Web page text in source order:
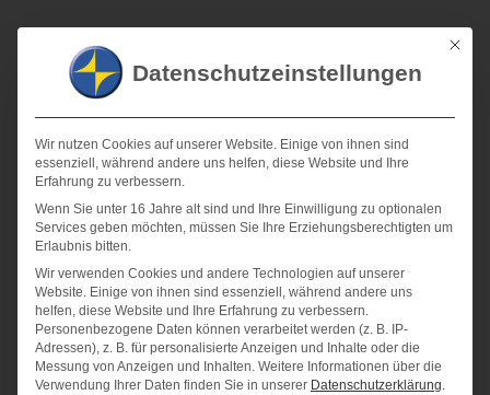
die
Forschungsflughafen Braunschweig GmbH den Unternehmen und
Einrichtungen mit der Forschungsflughafen Braunschweig GmbH eine
Mit
Datenschutzeinstellungen
Wir nutzen Cookies auf unserer Website. Einige von ihnen sind
essenziell, während andere uns helfen, diese Website und Ihre
Erfahrung zu verbessern.
Wenn Sie unter 16 Jahre alt sind und Ihre Einwilligung zu optionalen
Services geben möchten, müssen Sie Ihre Erziehungsberechtigten um
Erlaubnis bitten.
Wir verwenden Cookies und andere Technologien auf unserer
Website. Einige von ihnen sind essenziell, während andere uns
helfen, diese Website und Ihre Erfahrung zu verbessern.
Personenbezogene Daten können verarbeitet werden (z. B. IP-
Adressen), z. B. für personalisierte Anzeigen und Inhalte oder die
Messung von Anzeigen und Inhalten. Weitere Informationen über die
Verwendung Ihrer Daten finden Sie in unserer Datenschutzerklärung.